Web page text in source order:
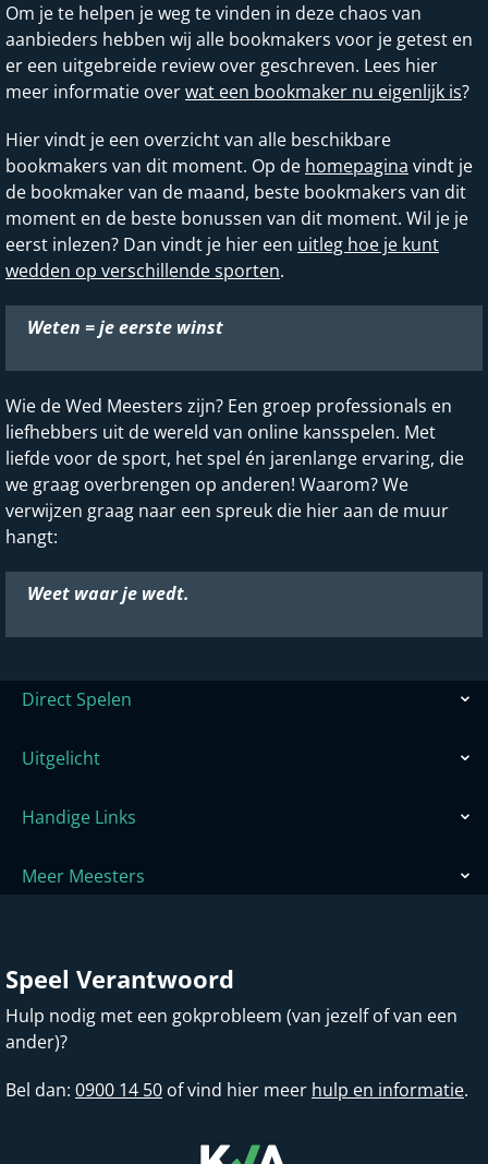
Om je te helpen je weg te vinden in deze chaos van
aanbieders hebben wij alle bookmakers voor je getest en
er een uitgebreide review over geschreven. Lees hier
meer informatie overwat een bookmaker nu eigenlijk is?
Hier vindt je een overzicht van alle beschikbare
bookmakers van dit moment. Op de homepagina vindt je
de bookmaker van de maand, beste bookmakers van dit
moment en de beste bonussen van dit moment. Wil je je
eerst inlezen? Dan vindt je hier een uitleg hoe je kunt
wedden op verschillende sporten.
Weten = je eerste winst
Wie de Wed Meesters zijn? Een groep professionals en
liefhebbers uit de wereld van online kansspelen. Met
liefde voor de sport, het spel én jarenlange ervaring, die
we graag overbrengen op anderen! Waarom? We
verwijzen graag naar een spreuk die hier aan de muur
hangt:
Weet waar je wedt.
Direct Spelen
Uitgelicht
Handige Links
Meer Meesters
Speel Verantwoord
Hulp nodig met een gokprobleem (van jezelf of van een
ander)?
Bel dan: 0900 14 50 of vind hier meer hulp en informatie.